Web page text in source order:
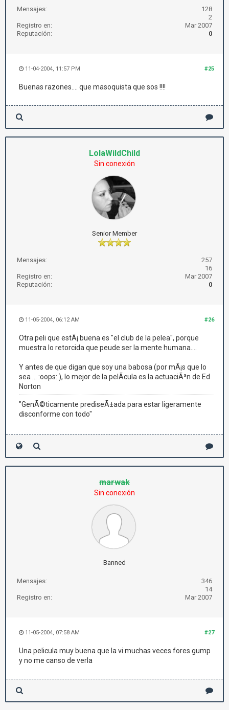
Mensajes:
128
2
Registro en:
Mar 2007
Reputación:
0
#25
11-04-2004, 11:57 PM
Buenas razones.... que masoquista que sos !!!!
LolaWildChild
Sin conexión
Senior Member
Mensajes:
257
16
Registro en:
Mar 2007
Reputación:
0
#26
11-05-2004, 06:12 AM
Otra peli que estÃ¡ buena es "el club de la pelea", porque
muestra lo retorcida que peude ser la mente humana....
Y antes de que digan que soy una babosa (por mÃ¡s que lo
sea ... :oops: ), lo mejor de la pelÃ­cula es la actuaciÃ³n de Ed
Norton
"GenÃ©ticamente prediseÃ±ada para estar ligeramente
disconforme con todo"
marwak
Sin conexión
Banned
Mensajes:
346
14
Registro en:
Mar 2007
#27
11-05-2004, 07:58 AM
Una pelicula muy buena que la vi muchas veces fores gump
y no me canso de verla